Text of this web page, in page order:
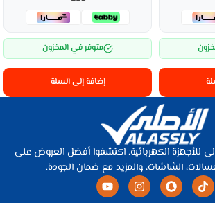
متوفر في المخزون
إضافة إلى السلة
للأجهزة الكهربائية. اكتشفوا أفضل العروض على
الشاشات، والمزيد مع ضمان الجودة.